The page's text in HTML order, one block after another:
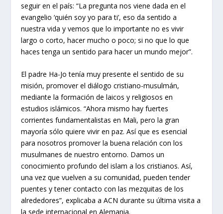
seguir en el país: “La pregunta nos viene dada en el
evangelio ‘quién soy yo para ti’, eso da sentido a
nuestra vida y vemos que lo importante no es vivir
largo o corto, hacer mucho o poco; si no que lo que
haces tenga un sentido para hacer un mundo mejor”.
El padre Ha-Jo tenía muy presente el sentido de su
misión, promover el diálogo cristiano-musulmán,
mediante la formación de laicos y religiosos en
estudios islámicos. “Ahora mismo hay fuertes
corrientes fundamentalistas en Mali, pero la gran
mayoría sólo quiere vivir en paz. Así que es esencial
para nosotros promover la buena relación con los
musulmanes de nuestro entorno. Damos un
conocimiento profundo del islam a los cristianos. Así,
una vez que vuelven a su comunidad, pueden tender
puentes y tener contacto con las mezquitas de los
alrededores”, explicaba a ACN durante su última visita a
la sede internacional en Alemania.